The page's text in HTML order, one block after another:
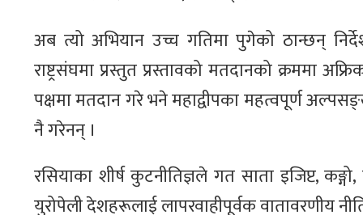
अब त्यो अभियान उच्च गतिमा पुगेको ठान्छन्
राष्ट्रसंघमा प्रस्तुत प्रस्तावको मतदानको क्रममा
पक्षमा मतदान गरे भने महाद्वीपका महत्वपूर्ण
नै गरेनन् ।
रसियाका शीर्ष कुटनीतिज्ञले गत साता इजिप्ट,
युरोपेली देशहरूलाई लापरवाहीपूर्वक वातावरणीय